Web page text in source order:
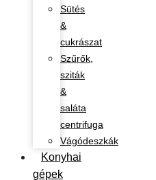
Sütés
&
cukrászat
Szűrők,
sziták
&
saláta
centrifuga
Vágódeszkák
Konyhai
gépek